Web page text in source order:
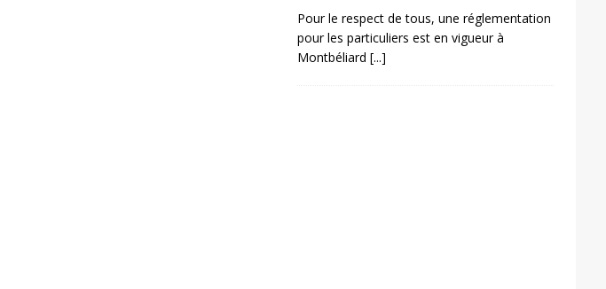
Pour le respect de tous, une réglementation
pour les particuliers est en vigueur à
Montbéliard [...]